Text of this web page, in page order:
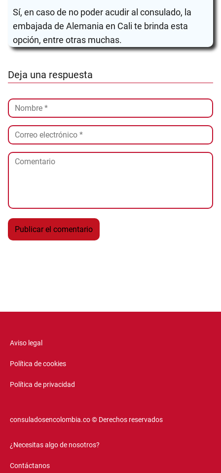
Sí, en caso de no poder acudir al consulado, la
embajada de Alemania en Cali te brinda esta
opción, entre otras muchas.
Deja una respuesta
Aviso legal
Política de cookies
Política de privacidad
consuladosencolombia.co © Derechos reservados
¿Necesitas algo de nosotros?
Contáctanos